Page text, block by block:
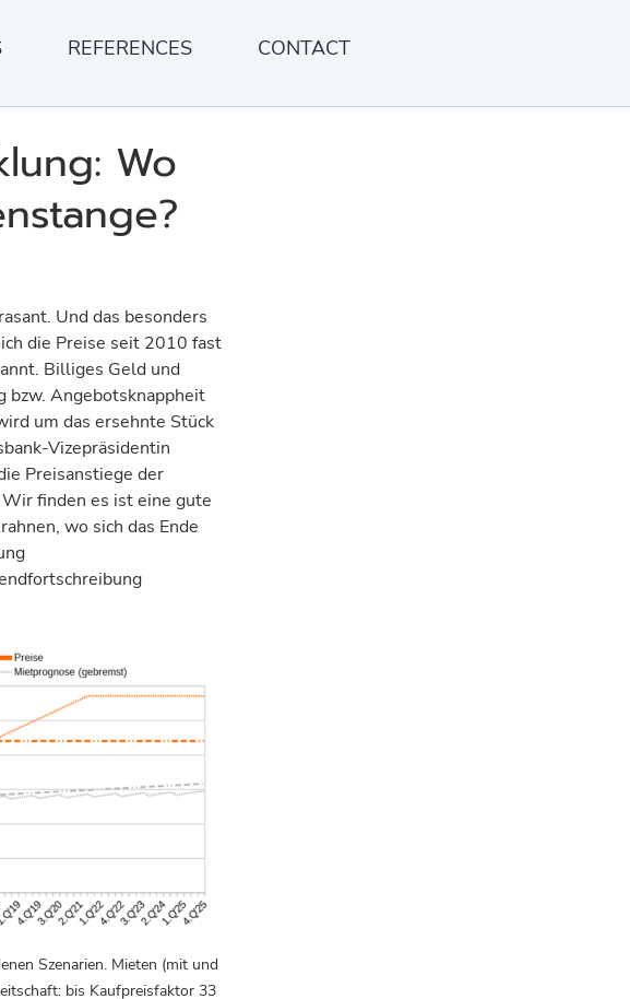
REFERENCES CONTACT
Wo
Und das besonders
die Preise seit 2010 fast
Billiges Geld und
bzw. Angebots­knappheit
um das ersehnte Stück
Vize­präsidentin
Preis­anstiege der
Wir finden es ist eine gute
wo sich das Ende
Szenarien. Mieten (mit und
bis Kaufpreisfaktor 33